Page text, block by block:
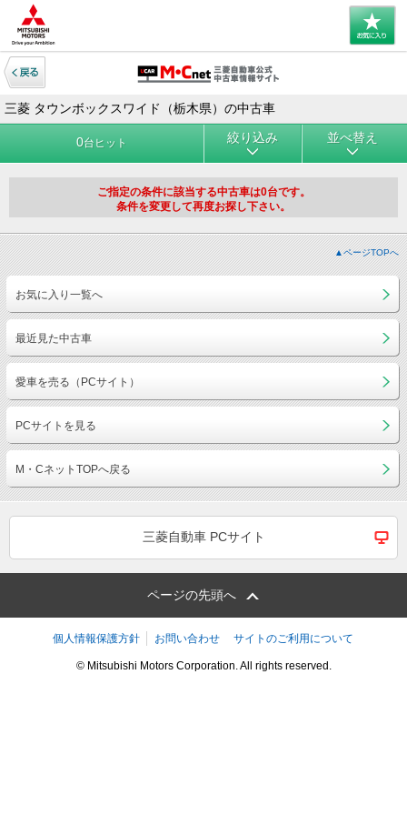
三菱 タウンボックスワイド（栃木県）の中古車
0台ヒット 絞り込み 並べ替え
ご指定の条件に該当する中古車は0台です。
条件を変更して再度お探し下さい。
▲ページTOPへ
お気に入り一覧へ
最近見た中古車
愛車を売る（PCサイト）
PCサイトを見る
M・CネットTOPへ戻る
三菱自動車 PCサイト
ページの先頭へ
個人情報保護方針 お問い合わせ サイトのご利用について
© Mitsubishi Motors Corporation. All rights reserved.